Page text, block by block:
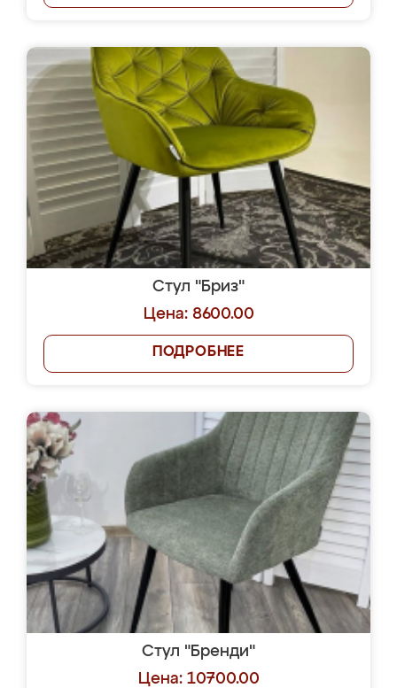
Стул "Бриз"
Цена: 8600.00
ПОДРОБНЕЕ
Стул "Бренди"
Цена: 10700.00